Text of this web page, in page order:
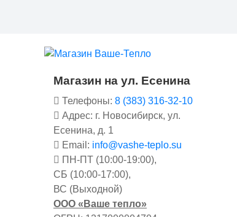
Магазин на ул. Есенина
Телефоны: 8 (383) 316-32-10
Адрес: г. Новосибирск, ул.
Есенина, д. 1
Email: info@vashe-teplo.su
ПН-ПТ (10:00-19:00),
СБ (10:00-17:00),
ВС (Выходной)
ООО «Ваше тепло»